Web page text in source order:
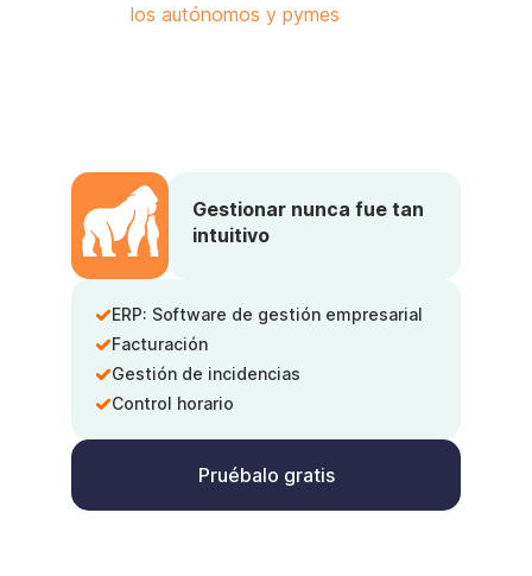
los autónomos y pymes
Gestionar nunca fue tan
intuitivo
ERP: Software de gestión empresarial
Facturación
Gestión de incidencias
Control horario
Pruébalo gratis